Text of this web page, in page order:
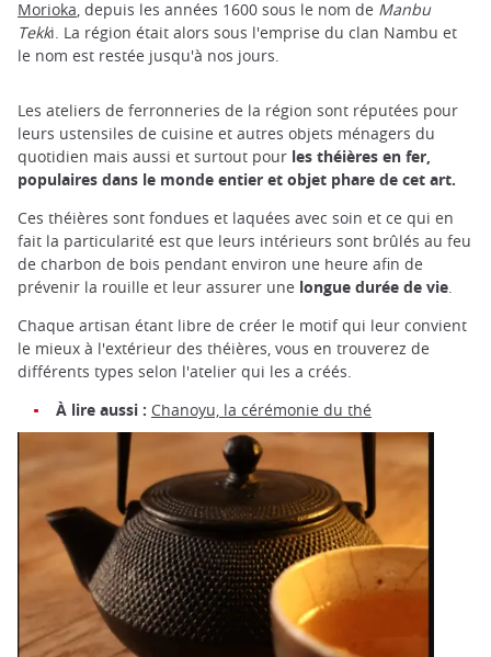
Morioka , depuis les années 1600 sous le nom de Manbu
Tekki. La région était alors sous l'emprise du clan Nambu et
le nom est restée jusqu'à nos jours.
Les ateliers de ferronneries de la région sont réputées pour
leurs ustensiles de cuisine et autres objets ménagers du
quotidien mais aussi et surtout pour les théières en fer,
populaires dans le monde entier et objet phare de cet art.
Ces théières sont fondues et laquées avec soin et ce qui en
fait la particularité est que leurs intérieurs sont brûlés au feu
de charbon de bois pendant environ une heure afin de
prévenir la rouille et leur assurer une longue durée de vie.
Chaque artisan étant libre de créer le motif qui leur convient
le mieux à l'extérieur des théières, vous en trouverez de
différents types selon l'atelier qui les a créés.
À lire aussi : Chanoyu, la cérémonie du thé